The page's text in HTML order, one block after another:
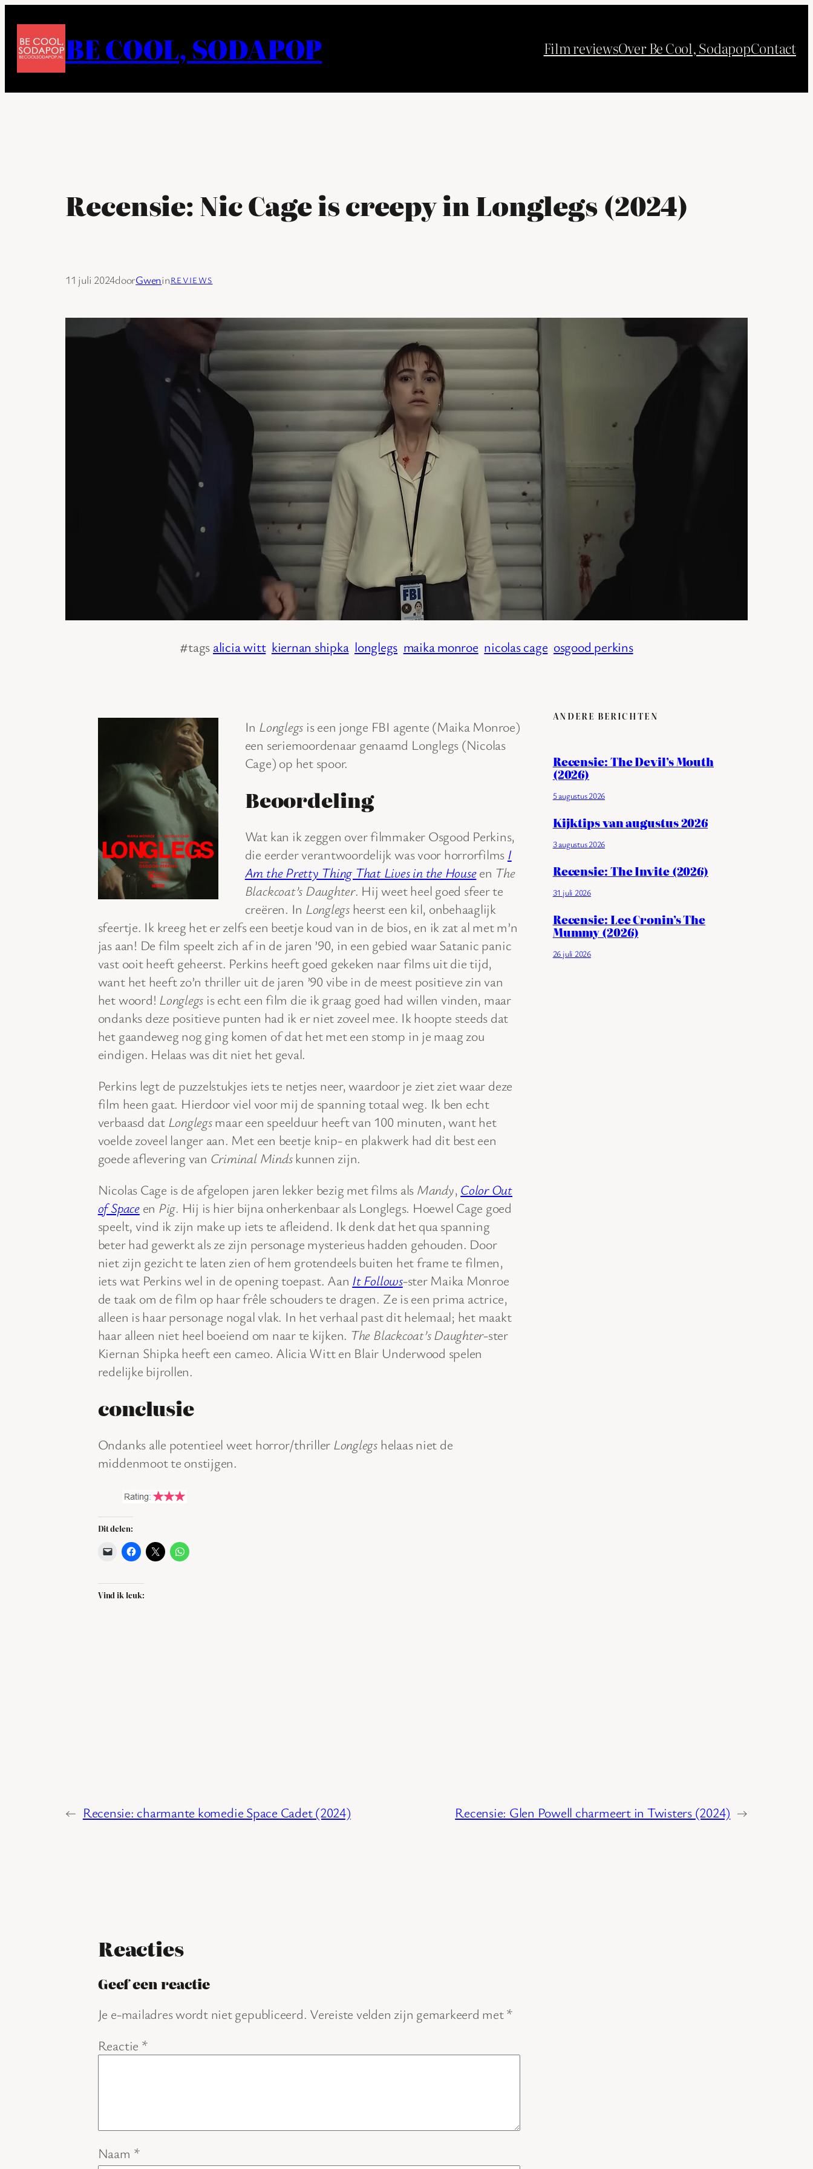
de
BE COOL, SODAPOP Film reviewsOver Be Cool, SodapopContact
Recensie: Nic Cage is creepy in Longlegs (2024)
11 juli 2024doorGweninREVIEWS
#tags alicia witt kiernan shipka longlegs maika monroe nicolas cage osgood perkins
In Longlegs is een jonge FBI agente (Maika Monroe)
een seriemoordenaar genaamd Longlegs (Nicolas
Cage) op het spoor.
Beoordeling
Wat kan ik zeggen over filmmaker Osgood Perkins,
die eerder verantwoordelijk was voor horrorfilms I
Am the Pretty Thing That Lives in the Houseen The
Blackcoat’s Daughter. Hij weet heel goed sfeer te
creëren. In Longlegsheerst een kil, onbehaaglijk
sfeertje. Ik kreeg het er zelfs een beetje koud van in de bios, en ik zat al met m’n
jas aan! De film speelt zich af in de jaren ’90, in een gebied waar Satanic panic
vast ooit heeft geheerst. Perkins heeft goed gekeken naar films uit die tijd,
want het heeft zo’n thriller uit de jaren ’90 vibe in de meest positieve zin van
het woord! Longlegs is echt een film die ik graag goed had willen vinden, maar
ondanks deze positieve punten had ik er niet zoveel mee. Ik hoopte steeds dat
het gaandeweg nog ging komen of dat het met een stomp in je maag zou
eindigen. Helaas was dit niet het geval.
Perkins legt de puzzelstukjes iets te netjes neer, waardoor je ziet ziet waar deze
film heen gaat. Hierdoor viel voor mij de spanning totaal weg. Ik ben echt
verbaasd dat Longlegsmaar een speelduur heeft van 100 minuten, want het
voelde zoveel langer aan. Met een beetje knip- en plakwerk had dit best een
goede aflevering van Criminal Mindskunnen zijn.
Nicolas Cage is de afgelopen jaren lekker bezig met films als Mandy, Color Out
of Spaceen Pig. Hij is hier bijna onherkenbaar als Longlegs. Hoewel Cage goed
speelt, vind ik zijn make up iets te afleidend. Ik denk dat het qua spanning
beter had gewerkt als ze zijn personage mysterieus hadden gehouden. Door
niet zijn gezicht te laten zien of hem grotendeels buiten het frame te filmen,
iets wat Perkins wel in de opening toepast. Aan It Follows-ster Maika Monroe
de taak om de film op haar frêle schouders te dragen. Ze is een prima actrice,
alleen is haar personage nogal vlak. In het verhaal past dit helemaal; het maakt
haar alleen niet heel boeiend om naar te kijken. The Blackcoat’s Daughter-ster
Kiernan Shipka heeft een cameo. Alicia Witt en Blair Underwood spelen
redelijke bijrollen.
conclusie
Ondanks alle potentieel weet horror/thriller Longlegs helaas niet de
middenmoot te onstijgen.
Dit delen:
Vind ik leuk:
ANDERE BERICHTEN
Recensie: The Devil’s Mouth
(2026)
5 augustus 2026
Kijktips van augustus 2026
3 augustus 2026
Recensie: The Invite (2026)
31 juli 2026
Recensie: Lee Cronin’s The
Mummy (2026)
26 juli 2026
← Recensie: charmante komedie Space Cadet (2024) Recensie: Glen Powell charmeert in Twisters (2024) →
Reacties
Geef een reactie
Je e-mailadres wordt niet gepubliceerd. Vereiste velden zijn gemarkeerd met*
Reactie *
Naam *